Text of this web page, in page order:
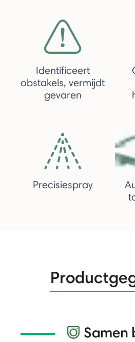
Identificeert
obstakels, vermijdt
gevaren
Precisiespray
Samen